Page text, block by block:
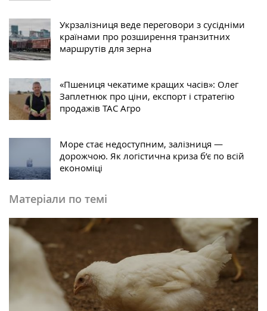
Укрзалізниця веде переговори з сусідніми
країнами про розширення транзитних
маршрутів для зерна
«Пшениця чекатиме кращих часів»: Олег
Заплетнюк про ціни, експорт і стратегію
продажів ТАС Агро
Море стає недоступним, залізниця —
дорожчою. Як логістична криза б’є по всій
економіці
Матеріали по темі